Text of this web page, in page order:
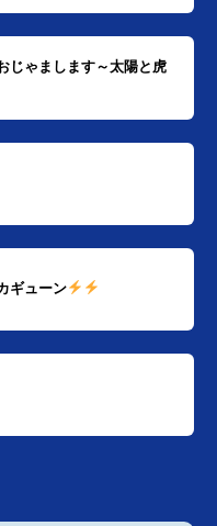
じゃまします～太陽と虎
ギューン